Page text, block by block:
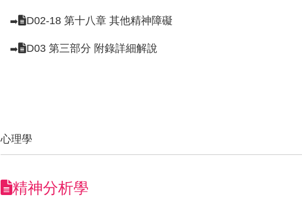
➡️ D02-18 第十八章 其他精神障礙
➡️ D03 第三部分 附錄詳細解說
心理學
精神分析學